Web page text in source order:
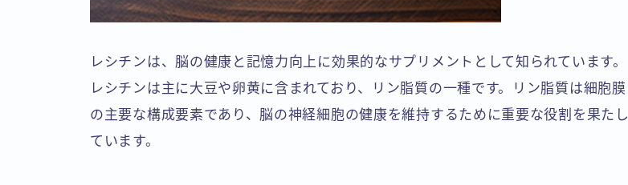
レシチンは、脳の健康と記憶力向上に効果的なサプリメントとして知られています。
レシチンは主に大豆や卵黄に含まれており、リン脂質の一種です。リン脂質は細胞膜
の主要な構成要素であり、脳の神経細胞の健康を維持するために重要な役割を果たし
ています。